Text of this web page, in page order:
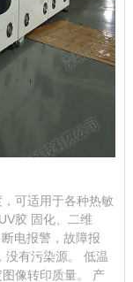
可适用于各种热敏
胶 固化、二维
电报警，故障报
没有污染源。 低温
像转印质量。 产